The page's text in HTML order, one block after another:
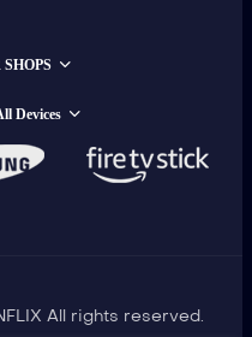
Devices
All rights reserved.